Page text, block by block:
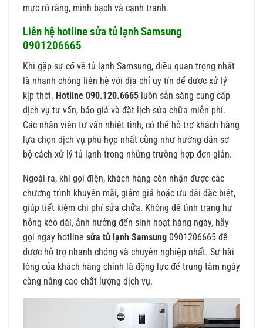
mực rõ ràng, minh bạch và cạnh tranh.
Liên hệ hotline sửa tủ lạnh Samsung
0901206665
Khi gặp sự cố về tủ lạnh Samsung, điều quan trọng nhất
là nhanh chóng liên hệ với địa chỉ uy tín để được xử lý
kịp thời. Hotline 090.120.6665 luôn sẵn sàng cung cấp
dịch vụ tư vấn, báo giá và đặt lịch sửa chữa miễn phí.
Các nhân viên tư vấn nhiệt tình, có thể hỗ trợ khách hàng
lựa chọn dịch vụ phù hợp nhất cũng như hướng dẫn sơ
bộ cách xử lý tủ lạnh trong những trường hợp đơn giản.
Ngoài ra, khi gọi điện, khách hàng còn nhận được các
chương trình khuyến mãi, giảm giá hoặc ưu đãi đặc biệt,
giúp tiết kiệm chi phí sửa chữa. Không để tình trạng hư
hỏng kéo dài, ảnh hưởng đến sinh hoạt hàng ngày, hãy
gọi ngay hotline sửa tủ lạnh Samsung 0901206665 để
được hỗ trợ nhanh chóng và chuyên nghiệp nhất. Sự hài
lòng của khách hàng chính là động lực để trung tâm ngày
càng nâng cao chất lượng dịch vụ.